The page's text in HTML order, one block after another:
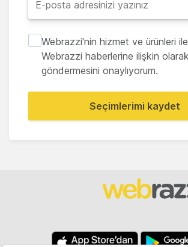
Webrazzi'nin hizmet ve ürünleri
Webrazzi haberlerine ilişkin
göndermesini onaylıyorum.
Seçimlerimi kaydet